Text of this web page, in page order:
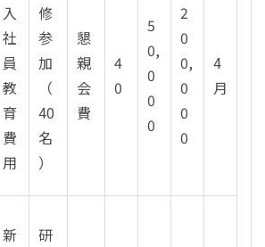
入
社
員
教
育
費
用
修
参
加
（
40
名
）
懇
親
会
費
4
0
5
0,
0
0
0
2
0
0,
0
0
0
4
月
新
研